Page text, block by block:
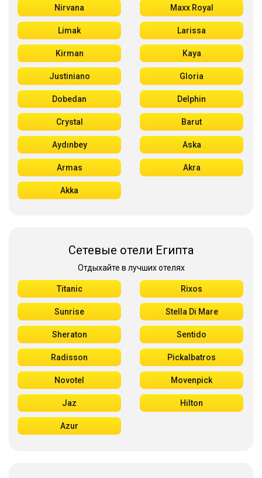
Nirvana Maxx Royal
Limak Larissa
Kirman Kaya
Justiniano Gloria
Dobedan Delphin
Crystal Barut
Aydınbey Aska
Armas Akra
Akka
Сетевые отели Египта
Отдыхайте в лучших отелях
Titanic Rixos
Sunrise Stella Di Mare
Sheraton Sentido
Radisson Pickalbatros
Novotel Movenpick
Jaz Hilton
Azur